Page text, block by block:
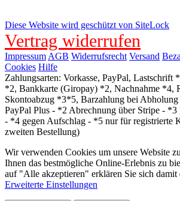
Diese Website wird geschützt von SiteLock
Vertrag widerrufen
Impressum AGB Widerrufsrecht Versand
Cookies Hilfe
Zahlungsarten: Vorkasse, PayPal,
*2, Bankkarte (Giropay) *2, Nachnahme *4,
Skontoabzug *3*5, Barzahlung bei
PayPal Plus - *2 Abrechnung über Stripe - *3
- *4 gegen Aufschlag - *5 nur für registrierte
zweiten Bestellung)
Wir verwenden Cookies um unsere Website
Ihnen das bestmögliche Online-Erlebnis zu
auf "Alle akzeptieren" erklären Sie sich damit
Erweiterte Einstellungen